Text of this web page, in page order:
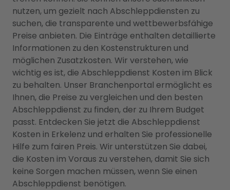
nutzen, um gezielt nach Abschleppdiensten zu
suchen, die transparente und wettbewerbsfähige
Preise anbieten. Die Einträge enthalten detaillierte
Informationen zu den Kostenstrukturen und
möglichen Zusatzkosten. Wir verstehen, wie
wichtig es ist, die Abschleppdienst Kosten im Blick
zu behalten. Unser Branchenportal ermöglicht es
Ihnen, die Preise zu vergleichen und den besten
Abschleppdienst zu finden, der zu Ihrem Budget
passt. Entdecken Sie jetzt die Abschleppdienst
Kosten in Erkelenz und erhalten Sie professionelle
Hilfe zum fairen Preis. Wir unterstützen Sie dabei,
die Kosten im Voraus zu verstehen, damit Sie sich
keine Sorgen machen müssen, wenn Sie einen
Abschleppdienst benötigen.